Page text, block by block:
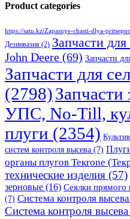
Product categories
https://satu.kz/Zapasnye-chasti-dlya-
Дезинвазия (2) Запчасти для
John Deere (69) Запчасти
Запчасти для
(2798)Запчасти
УПС, No-Till,
плуги (2354)
систем контроля высева (7)
органы плугов Текrоne
технические изделия (57)
зерновые (16) Сеялки прямого
(7) Система контроля
Система контроля